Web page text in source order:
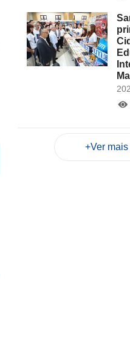
+Ver mais